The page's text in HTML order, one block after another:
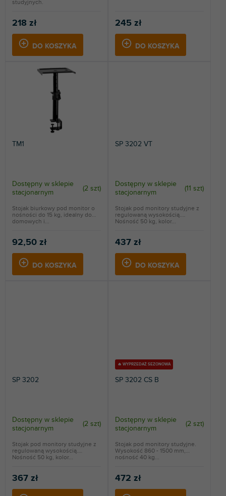
218 zł
DO KOSZYKA
studyjnych.
245 zł
DO KOSZYKA
TM1
Dostępny w sklepie
stacjonarnym
(2 szt)
92,50 zł
DO KOSZYKA
Stojak biurkowy pod monitor o
nośności do 15 kg, idealny do
domowych i...
SP 3202 VT
Dostępny w sklepie
stacjonarnym
(11 szt)
437 zł
DO KOSZYKA
Stojak pod monitory studyjne z
regulowaną wysokością.
Nośność 50 kg, kolor...
SP 3202
Dostępny w sklepie
stacjonarnym
(2 szt)
367 zł
Stojak pod monitory studyjne z
regulowaną wysokością.
Nośność 50 kg, kolor...
🔥 WYPRZEDAŻ SEZONOWA
SP 3202 CS B
Dostępny w sklepie
stacjonarnym
(2 szt)
472 zł
Stojak pod monitory studyjne.
Wysokość 860 - 1500 mm,
nośność 40 kg...